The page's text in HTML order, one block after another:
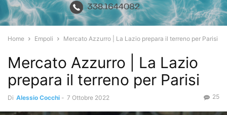
Home Empoli Mercato Azzurro | La Lazio prepara il terreno per Parisi
Mercato Azzurro | La Lazio
prepara il terreno per Parisi
Di Alessio Cocchi - 7 Ottobre 2022 25